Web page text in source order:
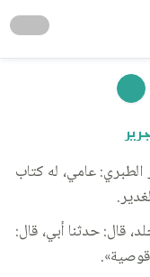
عامي، له كتاب
قال: حدثنا أبي، قال: